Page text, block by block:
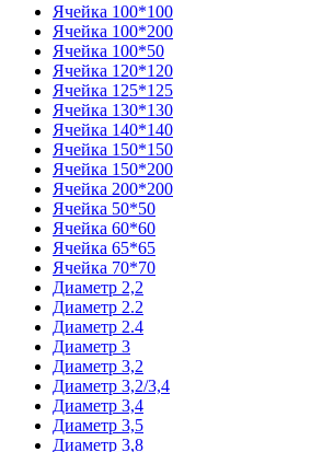
Ячейка 100*100
Ячейка 100*200
Ячейка 100*50
Ячейка 120*120
Ячейка 125*125
Ячейка 130*130
Ячейка 140*140
Ячейка 150*150
Ячейка 150*200
Ячейка 200*200
Ячейка 50*50
Ячейка 60*60
Ячейка 65*65
Ячейка 70*70
Диаметр 2,2
Диаметр 2.2
Диаметр 2.4
Диаметр 3
Диаметр 3,2
Диаметр 3,2/3,4
Диаметр 3,4
Диаметр 3,5
Диаметр 3,8